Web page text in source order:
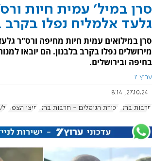
סרן במיל' עמית חיות
גלעד אלמליח נפלו בקרב
סרן במילואים עמית חיות מחיפה ורס"ר
מירושלים נפלו בקרב בלבנון. הם יובאו
בחיפה ובירושלים.
ערוץ 7
27.10.24, 8:14
חרבות ברזל גבורת הנופלים - חרבות ברזל חיצי הצפון